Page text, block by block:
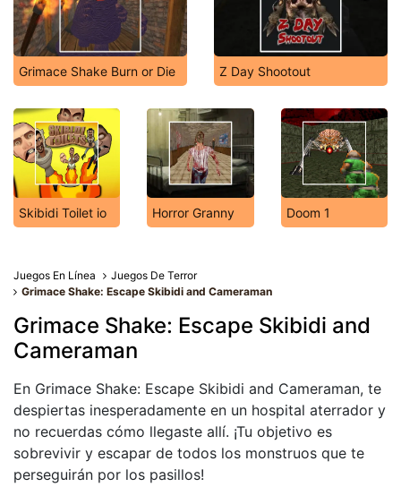
Grimace Shake Burn or Die Z Day Shootout
Skibidi Toilet io Horror Granny Doom 1
Juegos En Línea
Juegos De Terror
Grimace Shake: Escape Skibidi and Cameraman
Grimace Shake: Escape Skibidi and
Cameraman
En Grimace Shake: Escape Skibidi and Cameraman, te
despiertas inesperadamente en un hospital aterrador y
no recuerdas cómo llegaste allí. ¡Tu objetivo es
sobrevivir y escapar de todos los monstruos que te
perseguirán por los pasillos!